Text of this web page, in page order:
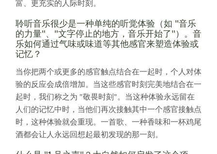
富、更充实的人际时刻。
聆听音乐很少是一种单纯的听觉体验（如 "音乐
的力量"、"文字停止的地方，音乐开始了"）。音
乐如何通过气味或味道等其他感官来塑造体验或
记忆？
当你把两个或更多的感官触点结合在一起时，个人对体
验的反应会成倍增加。当这些感官时刻完美地结合在一
起时，我们称之为 "敬畏时刻"。当这种体验永远留在
人们的记忆中时，当他们再次接触其中一个感官接触点
时，这种体验就会重现。一首歌、一种香味和一杯鸡尾
酒都会让人永远回想起最初发现的那一刻。